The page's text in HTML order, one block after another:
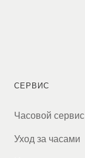
СЕРВИС
Часовой сервис
Уход за часами